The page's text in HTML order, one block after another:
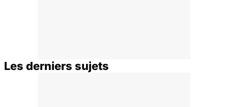
Les derniers sujets